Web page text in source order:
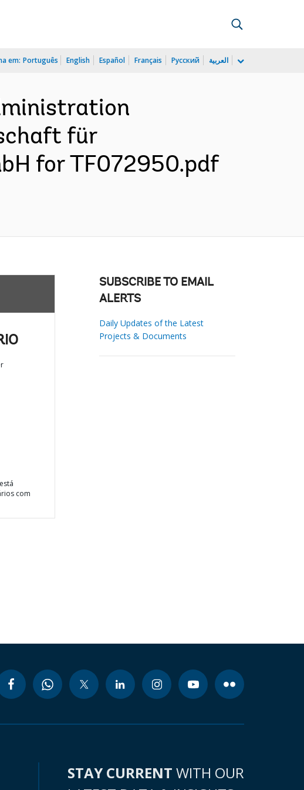
em: Português English Español Français Русский العربية
für
for TF072950.pdf
com
SUBSCRIBE TO EMAIL
ALERTS
Daily Updates of the Latest
Projects & Documents
STAY CURRENT WITH OUR